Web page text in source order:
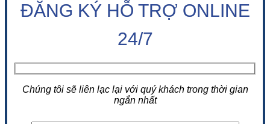
ĐĂNG KÝ HỖ TRỢ ONLINE
24/7
Chúng tôi sẽ liên lạc lại với quý khách trong thời gian
ngắn nhất